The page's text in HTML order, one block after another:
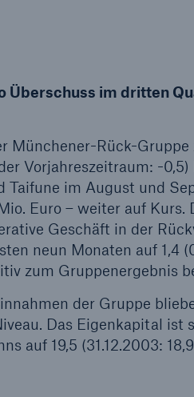
Überschuss im dritten
Münchener-Rück-
Vorjahreszeitraum: -
Taifune im August und
Euro – weiter auf
Geschäft in der
neun Monaten auf 1,4
zum Gruppenergebnis
der Gruppe
Das Eigenkapital ist
auf 19,5 (31.12.2003:
Tech Trend Radar 2026
Our expert perspective
insurance